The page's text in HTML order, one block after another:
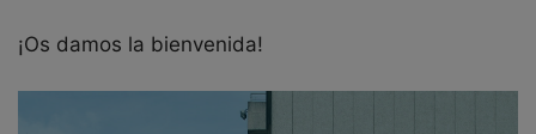
¡Os damos la bienvenida!